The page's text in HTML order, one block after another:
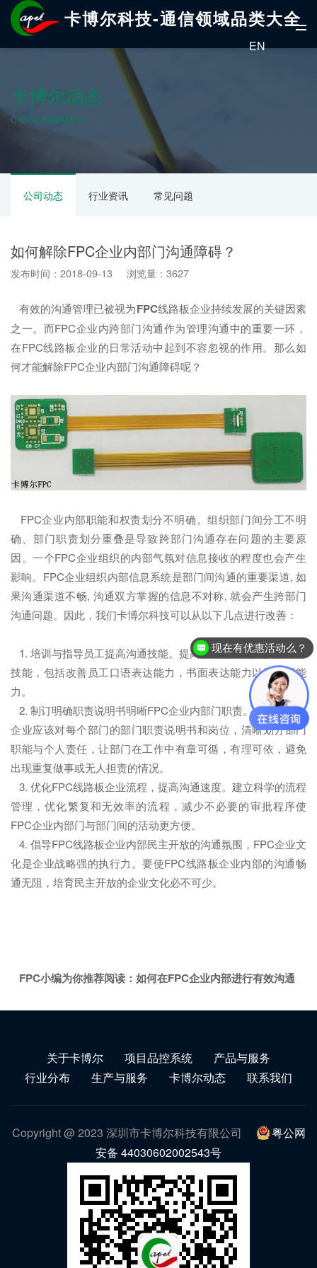
卡博尔科技-通信领域品类大全
EN
卡博尔动态
CABOL DYNAMICS
公司动态 行业资讯 常见问题
如何解除FPC企业内部门沟通障碍？
发布时间：2018-09-13 浏览量：3627
有效的沟通管理已被视为FPC线路板企业持续发展的关键因素
之一。而FPC企业内跨部门沟通作为管理沟通中的重要一环，
在FPC线路板企业的日常活动中起到不容忽视的作用。那么如
何才能解除FPC企业内部门沟通障碍呢？
FPC企业内部职能和权责划分不明确。组织部门间分工不明
确、部门职责划分重叠是导致跨部门沟通存在问题的主要原
因。一个FPC企业组织的内部气氛对信息接收的程度也会产生
影响。FPC企业组织内部信息系统是部门间沟通的重要渠道, 如
果沟通渠道不畅, 沟通双方掌握的信息不对称, 就会产生跨部门
沟通问题。因此，我们卡博尔科技可以从以下几点进行改善：
1. 培训与指导员工提高沟通技能。提高FPC企业内部员工沟通
技能，包括改善员工口语表达能力，书面表达能力以及倾听能
力。
2. 制订明确职责说明书明晰FPC企业内部门职责。FPC线路板
企业应该对每个部门的部门职责说明书和岗位，清晰划分部门
职能与个人责任，让部门在工作中有章可循，有理可依，避免
出现重复做事或无人担责的情况。
3. 优化FPC线路板企业流程，提高沟通速度。建立科学的流程
管理，优化繁复和无效率的流程，减少不必要的审批程序使
FPC企业内部门与部门间的活动更方便。
4. 倡导FPC线路板企业内部民主开放的沟通氛围，FPC企业文
化是企业战略强的执行力。要使FPC线路板企业内部的沟通畅
通无阻，培育民主开放的企业文化必不可少。
FPC小编为你推荐阅读： 如何在FPC企业内部进行有效沟通
关于卡博尔 项目品控系统
产品与服务
行业分布
生产与服务 卡博尔动态 联系我们
Copyright @ 2023 深圳市卡博尔科技有限公司
粤公网
安备 44030602002543号
现在有优惠活动么？